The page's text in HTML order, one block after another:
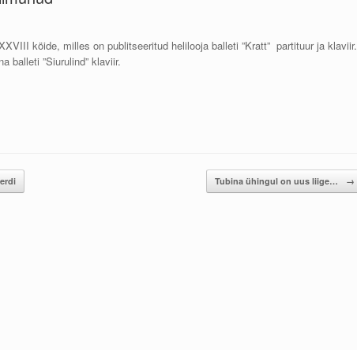
köide, milles on publitseeritud helilooja balleti ”Kratt” partituur ja klaviir.
balleti ”Siurulind” klaviir.
Tubina ühingul on uus liige… →